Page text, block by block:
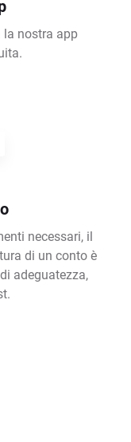
nostra app
necessari, il
di un conto è
adeguatezza,